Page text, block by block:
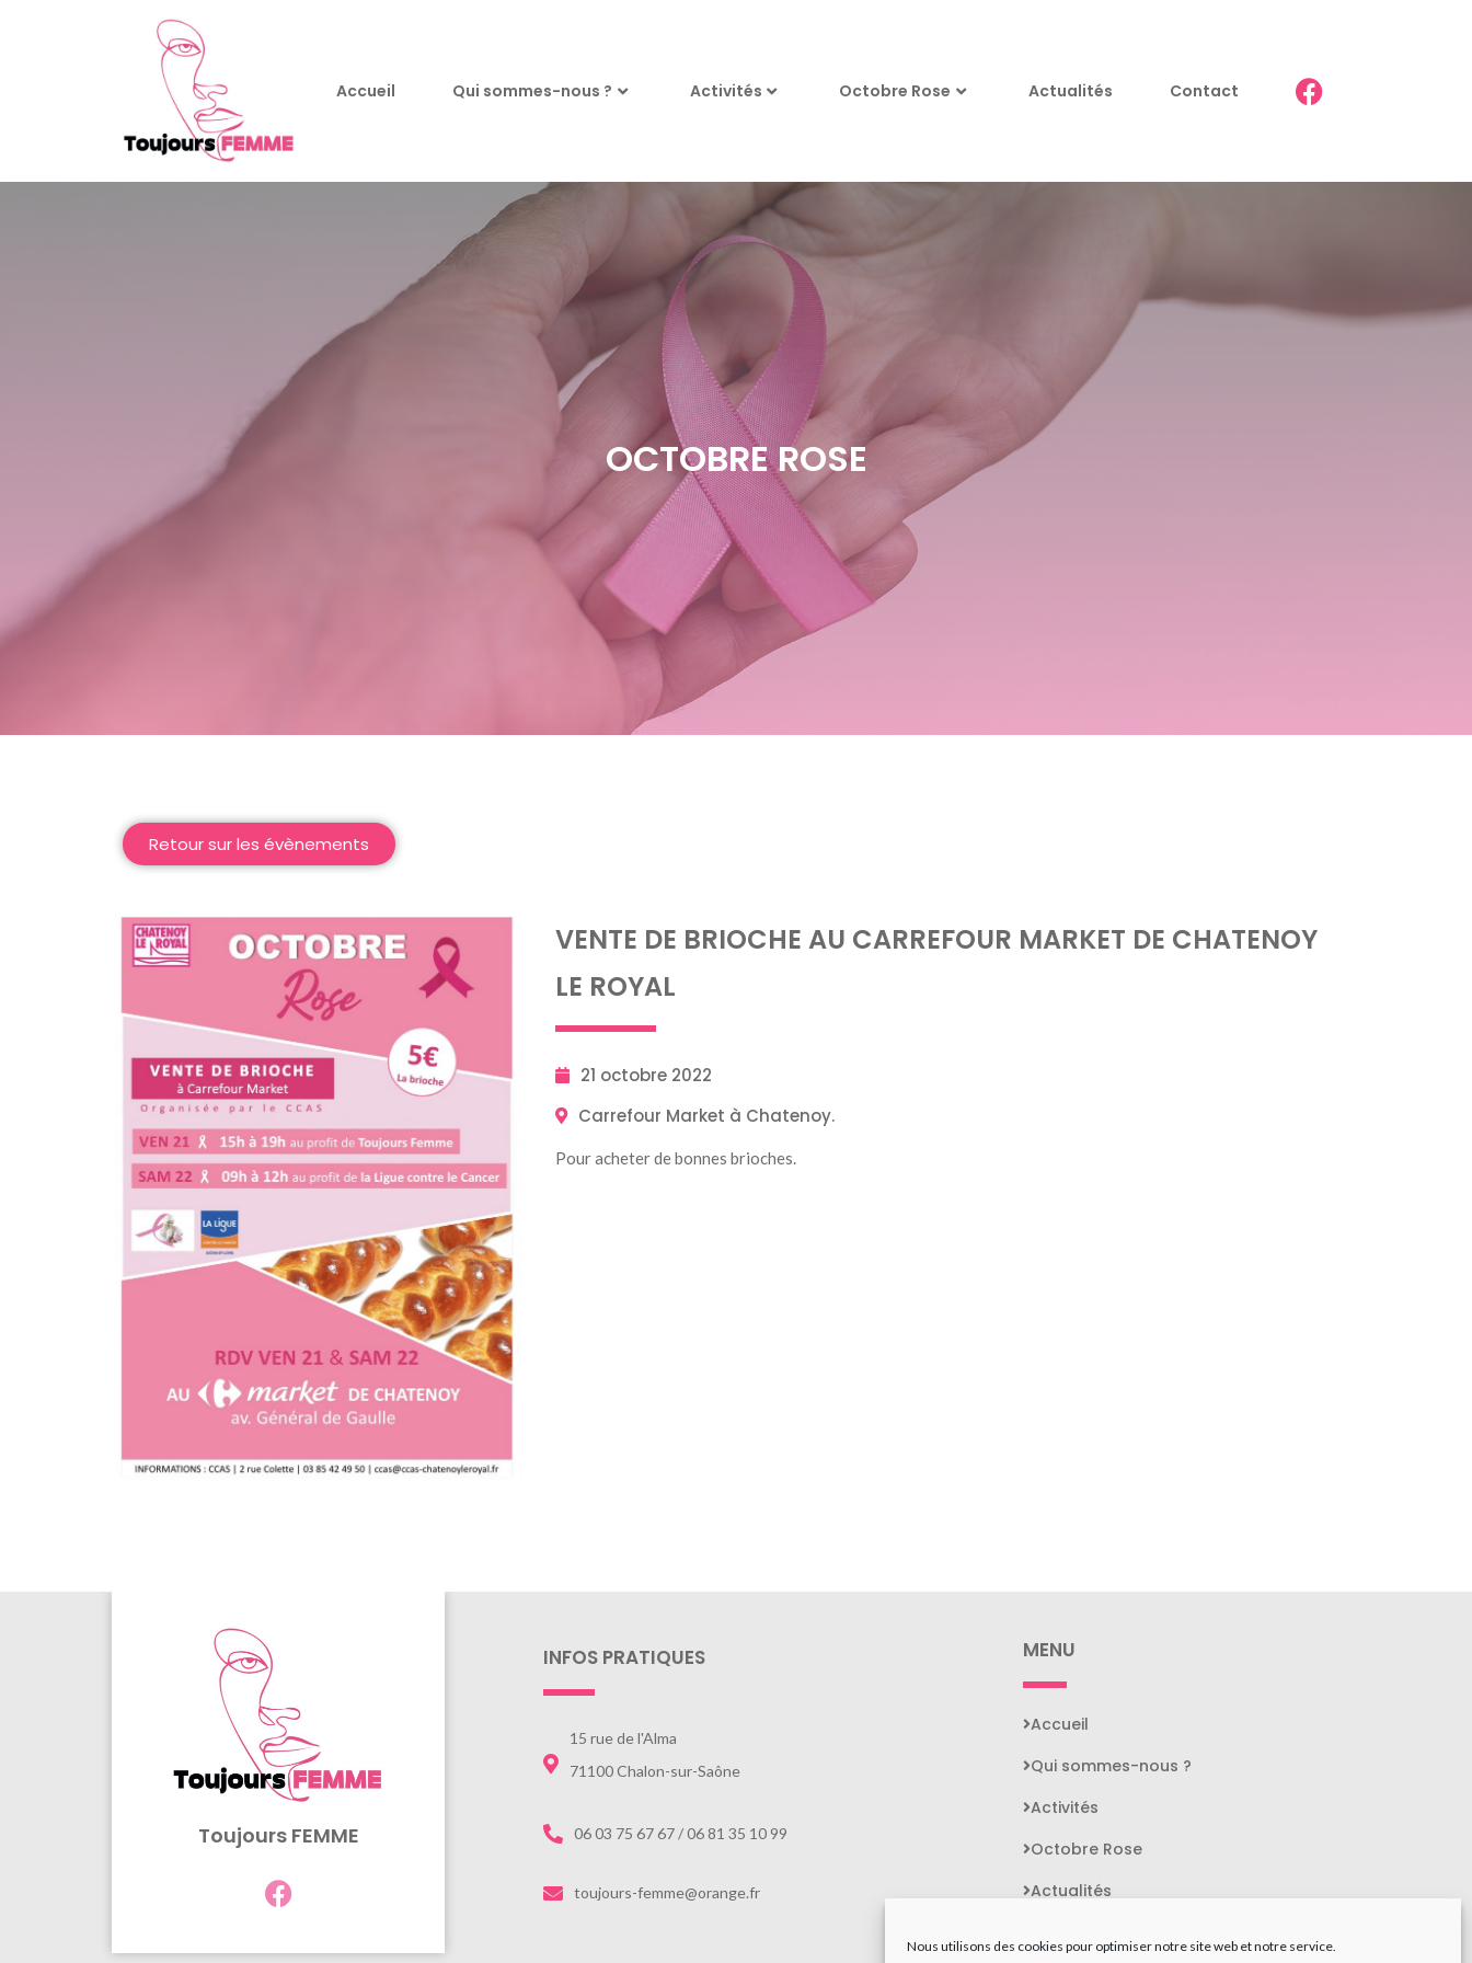
Nous utilisons des cookies pour optimiser notre site web et notre service.
Accueil Qui sommes-nous ? Activités Octobre Rose Actualités Contact
OCTOBRE ROSE
Retour sur les évènements
VENTE DE BRIOCHE AU CARREFOUR MARKET DE CHATENOY
LE ROYAL
21 octobre 2022
Carrefour Market à Chatenoy.
Pour acheter de bonnes brioches.
Toujours FEMME
INFOS PRATIQUES
15 rue de l'Alma
71100 Chalon-sur-Saône
06 03 75 67 67 / 06 81 35 10 99
toujours-femme@orange.fr
MENU
Accueil
Qui sommes-nous ?
Activités
Octobre Rose
Actualités